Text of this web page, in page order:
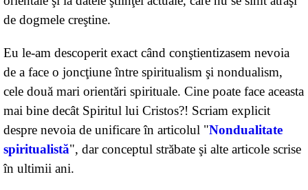
de dogmele creştine.
Eu le-am descoperit exact când conştientizasem nevoia
de a face o joncţiune între spiritualism şi nondualism,
cele două mari orientări spirituale. Cine poate face aceasta
mai bine decât Spiritul lui Cristos?! Scriam explicit
despre nevoia de unificare în articolul "Nondualitate
spiritualistă", dar conceptul străbate şi alte articole scrise
în ultimii ani.